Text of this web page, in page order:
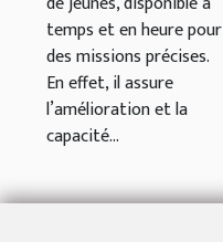
temps et en heure pour
des missions précises.
En effet, il assure
l’amélioration et la
capacité...